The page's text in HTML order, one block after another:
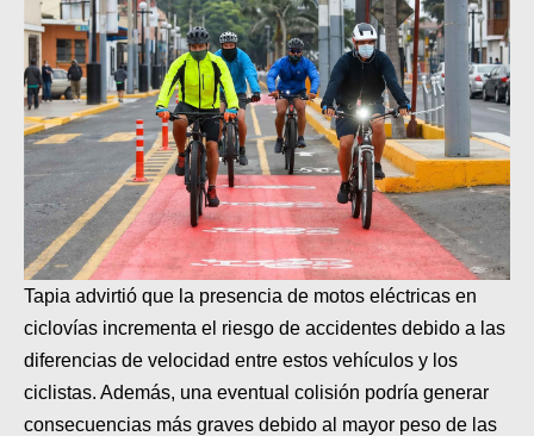
MOTOS BENELLI PERÚ
MOTOS ZONGSHEN PERÚ
Tapia advirtió que la presencia de motos eléctricas en
ciclovías incrementa el riesgo de accidentes debido a las
diferencias de velocidad entre estos vehículos y los
ciclistas. Además, una eventual colisión podría generar
consecuencias más graves debido al mayor peso de las